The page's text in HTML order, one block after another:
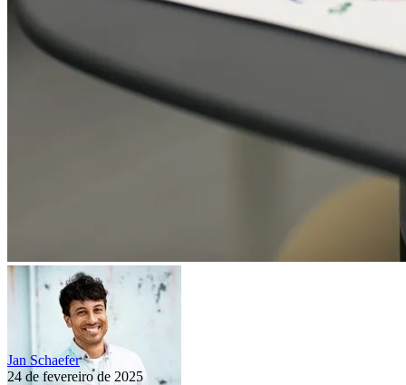
Jan Schaefer
24 de fevereiro de 2025